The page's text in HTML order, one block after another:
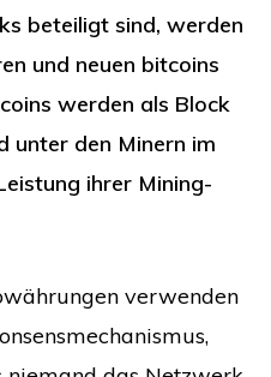
beteiligt sind, werden
und neuen bitcoins
werden als Block
unter den Minern im
ihrer Mining-
verwenden